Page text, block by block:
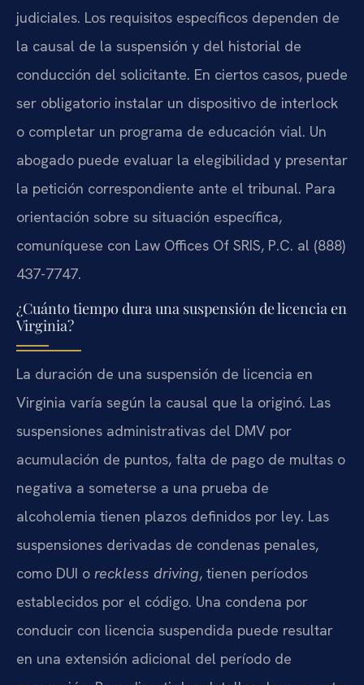
judiciales. Los requisitos específicos dependen de
la causal de la suspensión y del historial de
conducción del solicitante. En ciertos casos, puede
ser obligatorio instalar un dispositivo de interlock
o completar un programa de educación vial. Un
abogado puede evaluar la elegibilidad y presentar
la petición correspondiente ante el tribunal. Para
orientación sobre su situación específica,
comuníquese con Law Offices Of SRIS, P.C. al (888)
437-7747.
¿Cuánto tiempo dura una suspensión de licencia en
Virginia?
La duración de una suspensión de licencia en
Virginia varía según la causal que la originó. Las
suspensiones administrativas del DMV por
acumulación de puntos, falta de pago de multas o
negativa a someterse a una prueba de
alcoholemia tienen plazos definidos por ley. Las
suspensiones derivadas de condenas penales,
como DUI o reckless driving, tienen períodos
establecidos por el código. Una condena por
conducir con licencia suspendida puede resultar
en una extensión adicional del período de